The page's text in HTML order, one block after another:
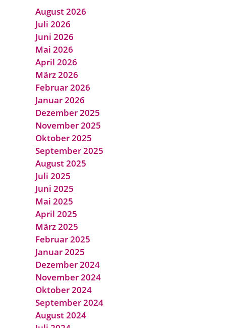
August 2026
Juli 2026
Juni 2026
Mai 2026
April 2026
März 2026
Februar 2026
Januar 2026
Dezember 2025
November 2025
Oktober 2025
September 2025
August 2025
Juli 2025
Juni 2025
Mai 2025
April 2025
März 2025
Februar 2025
Januar 2025
Dezember 2024
November 2024
Oktober 2024
September 2024
August 2024